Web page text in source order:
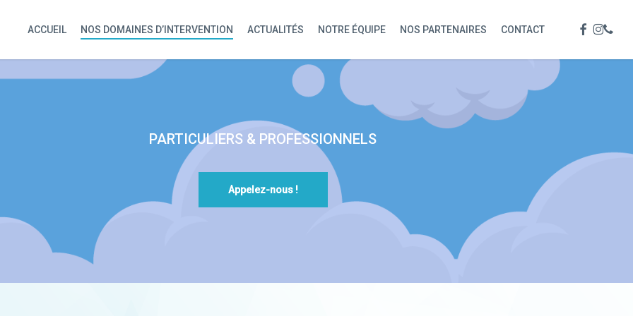
ACCUEIL NOS DOMAINES D’INTERVENTION ACTUALITÉS NOTRE ÉQUIPE NOS PARTENAIRES CONTACT FACEBOOK
PARTICULIERS & PROFESSIONNELS
Appelez-nous !